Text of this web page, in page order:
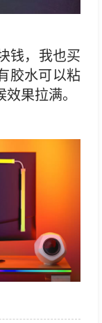
钱，我也买
胶水可以粘
果拉满。